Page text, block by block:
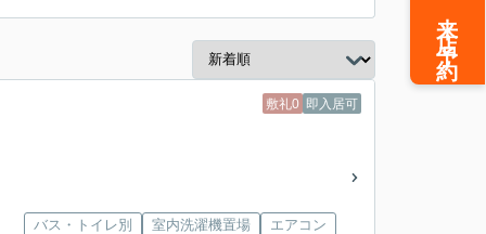
敷礼0 即入居可
バス・トイレ別 室内洗濯機置場
エアコン
来店予約